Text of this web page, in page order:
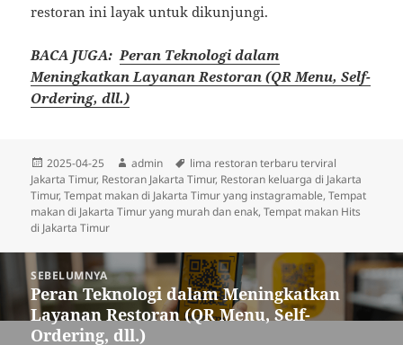
restoran ini layak untuk dikunjungi.​
BACA JUGA: Peran Teknologi dalam
Meningkatkan Layanan Restoran (QR Menu, Self-
Ordering, dll.)
Diposkan
pada
2025-04-25 Penulis
admin Tag
lima restoran terbaru terviral
Jakarta Timur, Restoran Jakarta Timur, Restoran keluarga di Jakarta
Timur,Tempat makan di Jakarta Timur yang instagramable,Tempat
makan di Jakarta Timur yang murah dan enak,Tempat makan Hits
di Jakarta Timur
Navigasi
SEBELUMNYA
Pos
sebelumnya:
Peran Teknologi dalam Meningkatkan
Layanan Restoran (QR Menu, Self-
Ordering, dll.)